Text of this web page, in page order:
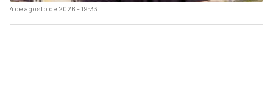
4 de agosto de 2026 - 19:33